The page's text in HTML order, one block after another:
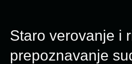
Staro verovanje i
prepoznavanje